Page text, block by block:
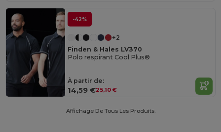
-42%
+2
Finden & Hales LV370
Polo respirant Cool Plus®
À partir de:
14,59 €25,10 €
Affichage De Tous Les Produits.